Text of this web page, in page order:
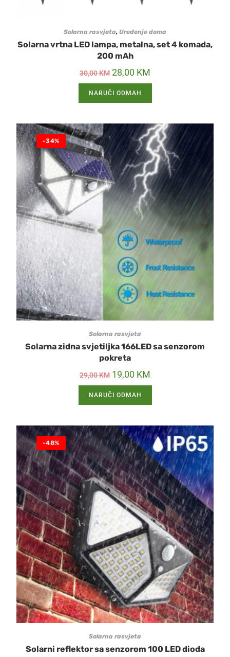
Solarna rasvjeta, Uređenje doma
Solarna vrtna LED lampa, metalna, set 4 komada,
200 mAh
30,00KM 28,00 KM
NARUČI ODMAH
-34%
Solarna rasvjeta
Solarna zidna svjetiljka 166LED sa senzorom
pokreta
29,00KM 19,00 KM
NARUČI ODMAH
-48%
Solarna rasvjeta
Solarni reflektor sa senzorom 100 LED dioda